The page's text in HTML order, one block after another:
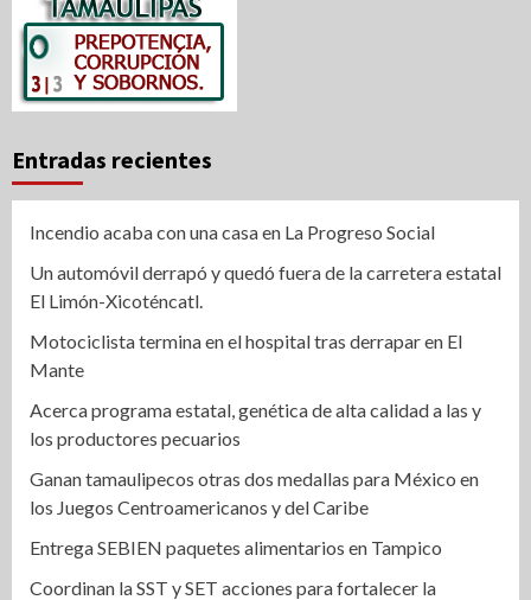
Entradas recientes
Incendio acaba con una casa en La Progreso Social
Un automóvil derrapó y quedó fuera de la carretera estatal
El Limón-Xicoténcatl.
Motociclista termina en el hospital tras derrapar en El
Mante
Acerca programa estatal, genética de alta calidad a las y
los productores pecuarios
Ganan tamaulipecos otras dos medallas para México en
los Juegos Centroamericanos y del Caribe
Entrega SEBIEN paquetes alimentarios en Tampico
Coordinan la SST y SET acciones para fortalecer la